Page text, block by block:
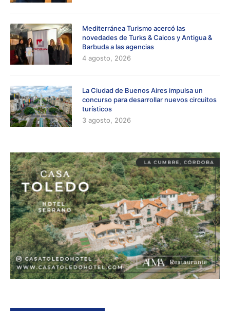
Mediterránea Turismo acercó las
novedades de Turks & Caicos y Antigua &
Barbuda a las agencias
4 agosto, 2026
La Ciudad de Buenos Aires impulsa un
concurso para desarrollar nuevos circuitos
turísticos
3 agosto, 2026